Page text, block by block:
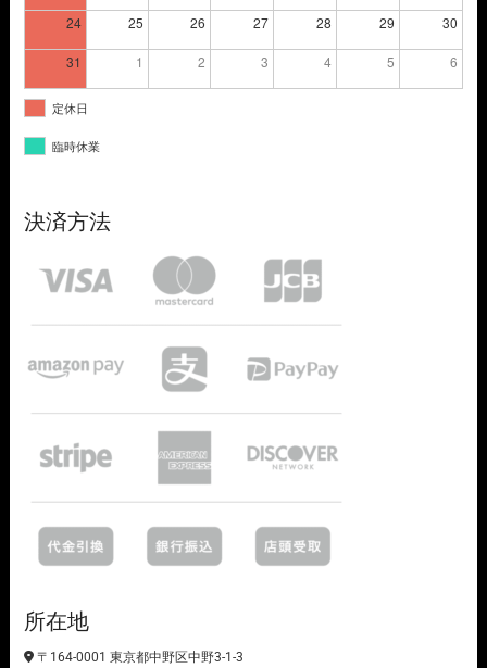
24 25 26 27 28 29 30
31 1 2 3 4 5 6
定休日
臨時休業
決済方法
所在地
〒164-0001 東京都中野区中野3-1-3